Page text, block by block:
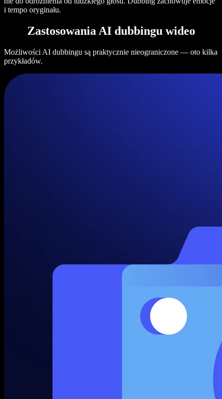
i tempo oryginału.
Zastosowania AI dubbingu wideo
Możliwości AI dubbingu są praktycznie nieograniczone — oto kilka
przykładów.